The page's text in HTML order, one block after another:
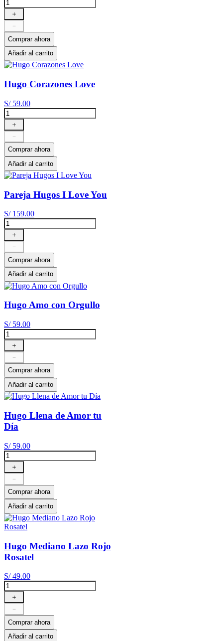
＋
－
Comprar ahora
Añadir al carrito
Hugo Corazones Love
S/ 59.00
＋
－
Comprar ahora
Añadir al carrito
Pareja Hugos I Love You
S/ 159.00
＋
－
Comprar ahora
Añadir al carrito
Hugo Amo con Orgullo
S/ 59.00
＋
－
Comprar ahora
Añadir al carrito
Hugo Llena de Amor tu
Día
S/ 59.00
＋
－
Comprar ahora
Añadir al carrito
Hugo Mediano Lazo Rojo
Rosatel
S/ 49.00
＋
－
Comprar ahora
Añadir al carrito